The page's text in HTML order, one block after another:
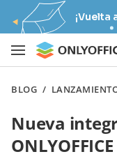
¡Vuelta
BLOG /
Nueva